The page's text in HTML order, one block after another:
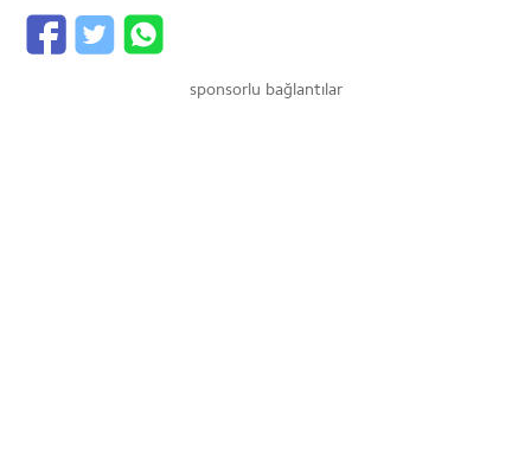
sponsorlu bağlantılar